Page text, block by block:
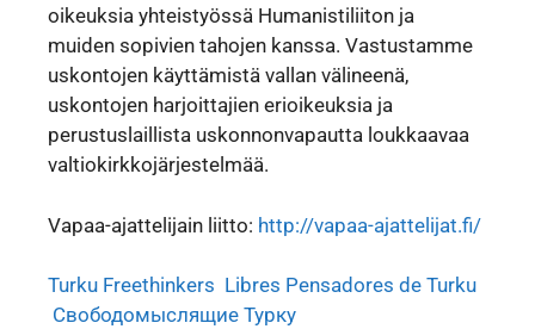
oikeuksia yhteistyössä Humanistiliiton ja
muiden sopivien tahojen kanssa. Vastustamme
uskontojen käyttämistä vallan välineenä,
uskontojen harjoittajien erioikeuksia ja
perustuslaillista uskonnonvapautta loukkaavaa
valtiokirkkojärjestelmää.
Vapaa-ajattelijain liitto: http://vapaa-ajattelijat.fi/
Turku Freethinkers Libres Pensadores de Turku
Свободомыслящие Турку